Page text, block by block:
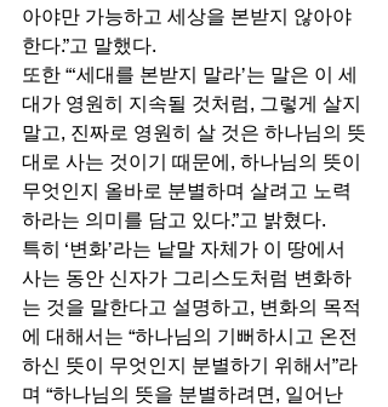
아야만 가능하고 세상을 본받지 않아야
한다.”고 말했다.
또한 “‘세대를 본받지 말라’는 말은 이 세
대가 영원히 지속될 것처럼, 그렇게 살지
말고, 진짜로 영원히 살 것은 하나님의 뜻
대로 사는 것이기 때문에, 하나님의 뜻이
무엇인지 올바로 분별하며 살려고 노력
하라는 의미를 담고 있다.”고 밝혔다.
특히 ‘변화’라는 낱말 자체가 이 땅에서
사는 동안 신자가 그리스도처럼 변화하
는 것을 말한다고 설명하고, 변화의 목적
에 대해서는 “하나님의 기뻐하시고 온전
하신 뜻이 무엇인지 분별하기 위해서”라
며 “하나님의 뜻을 분별하려면, 일어난